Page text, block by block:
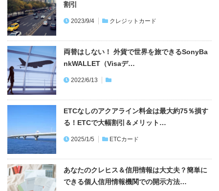
両替はしない！ 外貨で世界を旅できるSonyBa
ETCなしのアクアライン料金は最大約75％損す
あなたのクレヒス＆信用情報は大丈夫？簡単に